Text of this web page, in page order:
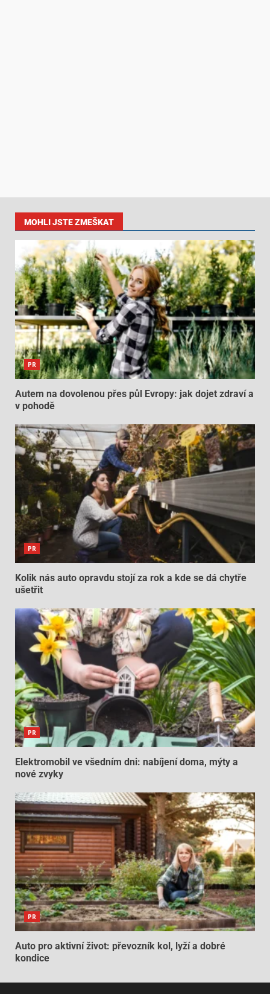
MOHLI JSTE ZMEŠKAT
PR
Autem na dovolenou přes půl Evropy: jak dojet zdraví a
v pohodě
PR
Kolik nás auto opravdu stojí za rok a kde se dá chytře
ušetřit
PR
Elektromobil ve všedním dni: nabíjení doma, mýty a
nové zvyky
PR
Auto pro aktivní život: převozník kol, lyží a dobré
kondice